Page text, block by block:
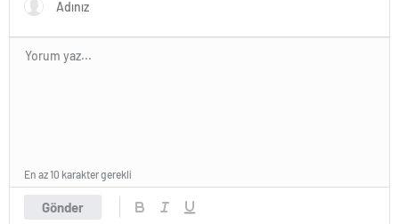
Gönder
En az 10 karakter gerekli